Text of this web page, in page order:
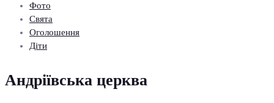
Фото
Свята
Оголошення
Діти
Андріївська церква